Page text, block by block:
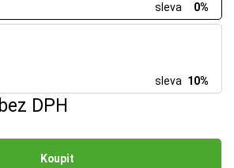
sleva
0%
sleva 10%
bez DPH
Koupit